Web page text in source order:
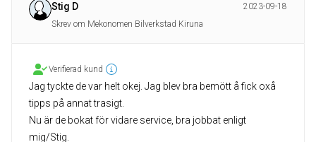
Stig D
2023-09-18
Skrev om Mekonomen Bilverkstad Kiruna
Verifierad kund
Jag tyckte de var helt okej. Jag blev bra bemött å fick oxå
tipps på annat trasigt.
Nu är de bokat för vidare service, bra jobbat enligt
mig/Stig.